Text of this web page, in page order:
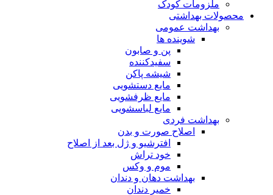
ملزومات کودک
محصولات بهداشتی
بهداشت عمومی
شوینده ها
پن و صابون
سفیدکننده
شیشه پاکن
مایع دستشویی
مایع ظرفشویی
مایع لباسشویی
بهداشت فردی
اصلاح صورت و بدن
افترشیو و ژل بعد از اصلاح
خود تراش
موم و وکس
بهداشت دهان و دندان
خمیر دندان